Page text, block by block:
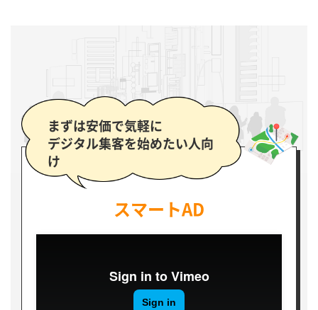
まずは安価で気軽に
デジタル集客を始めたい人向
け
スマートAD